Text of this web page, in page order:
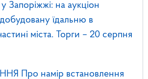
Запоріжжі: на аукціон
їдальню в
міста. Торги – 20 серпня
Про намір встановлення